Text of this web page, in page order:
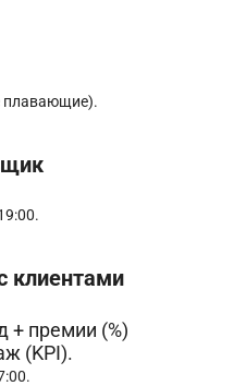
плавающие).
клиентами
+ премии (%)
(KPI).